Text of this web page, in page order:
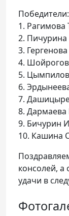
Победители:
1. Рагимова
2. Пичурина
3.
4.
5.
6.
7.
8.
9. Бичурин
10. Кашина
консолей,
удачи в